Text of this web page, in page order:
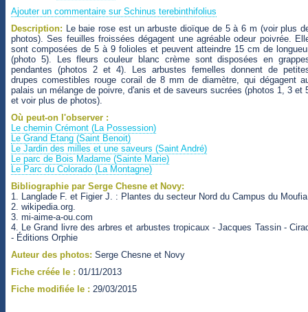
Ajouter un commentaire sur Schinus terebinthifolius
Description: Le baie rose est un arbuste dioïque de 5 à 6 m (voir plus
photos). Ses feuilles froissées dégagent une agréable odeur poivrée.
sont composées de 5 à 9 folioles et peuvent atteindre 15 cm de
(photo 5). Les fleurs couleur blanc crème sont disposées en
pendantes (photos 2 et 4). Les arbustes femelles donnent de
drupes comestibles rouge corail de 8 mm de diamètre, qui dégagent
palais un mélange de poivre, d'anis et de saveurs sucrées (photos 1, 3 et
et voir plus de photos).
Où peut-on l'observer :
Le chemin Crémont (La Possession)
Le Grand Etang (Saint Benoit)
Le Jardin des milles et une saveurs (Saint André)
Le parc de Bois Madame (Sainte Marie)
Le Parc du Colorado (La Montagne)
Bibliographie par Serge Chesne et Novy:
1. Langlade F. et Figier J. : Plantes du secteur Nord du Campus du
2. wikipedia.org.
3. mi-aime-a-ou.com
4. Le Grand livre des arbres et arbustes tropicaux - Jacques Tassin -
- Éditions Orphie
Auteur des photos: Serge Chesne et Novy
Fiche créée le : 01/11/2013
Fiche modifiée le : 29/03/2015